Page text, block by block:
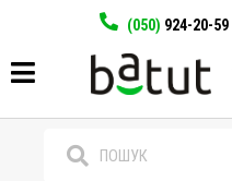
(050) 924-20-59